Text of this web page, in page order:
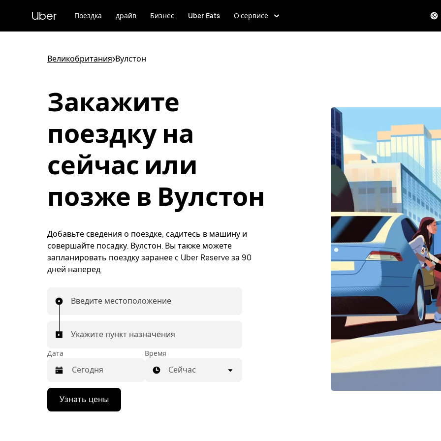
к
Uber Поездка драйв Бизнес Uber Eats О сервисе
Великобритания>Вулстон
Закажите
поездку на
сейчас или
позже в Вулстон
Добавьте сведения о поездке, садитесь в машину и
совершайте посадку. Вулстон. Вы также можете
запланировать поездку заранее с Uber Reserve за 90
дней наперед.
Введите местоположение
Укажите пункт назначения
Дата
Нажмите
стрелку
вниз,
Время
Сейчас
Узнать цены